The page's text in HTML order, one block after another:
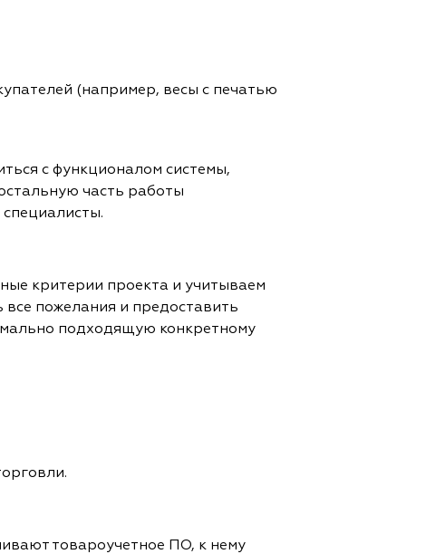
(например, весы с печатью
с функционалом системы,
часть работы
критерии проекта и учитываем
все пожелания и предоставить
подходящую конкретному
товароучетное ПО, к нему